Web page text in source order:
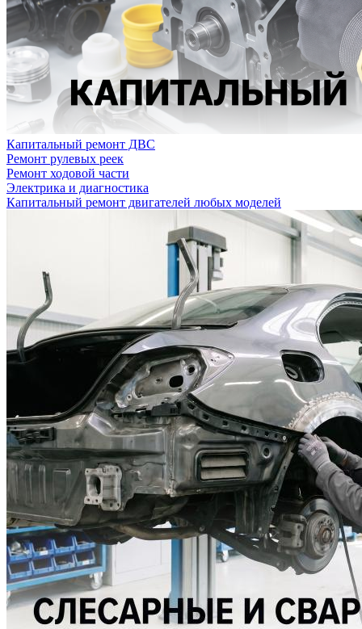
Капитальный ремонт ДВС
Ремонт рулевых реек
Ремонт ходовой части
Электрика и диагностика
Капитальный ремонт двигателей любых моделей